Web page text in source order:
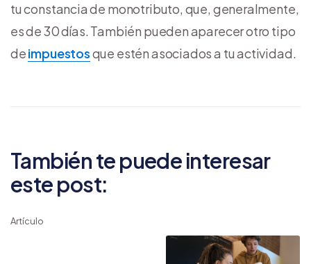
tu constancia de monotributo, que, generalmente,
es de 30 días. También pueden aparecer otro tipo
deimpuestosque estén asociados a tu actividad.
También te puede interesar
este post:
Artículo